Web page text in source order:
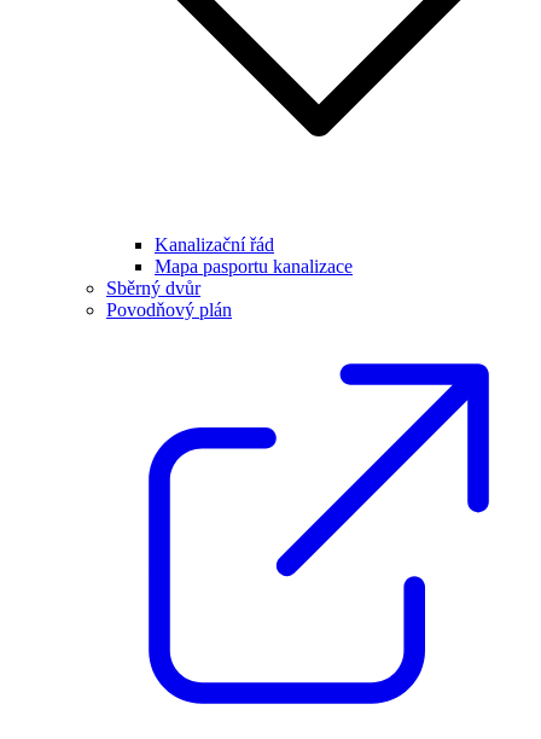
Kanalizační řád
Mapa pasportu kanalizace
Sběrný dvůr
Povodňový plán